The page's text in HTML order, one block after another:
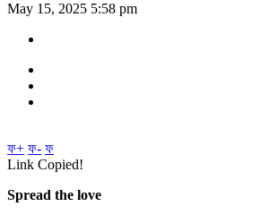
May 15, 2025 5:58 pm
ফ+ ফ- ফ
Link Copied!
Spread the love